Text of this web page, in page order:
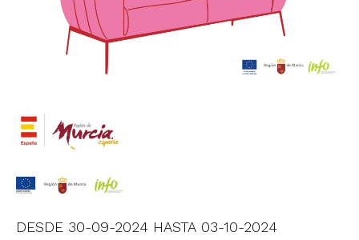
DESDE 30-09-2024 HASTA 03-10-2024